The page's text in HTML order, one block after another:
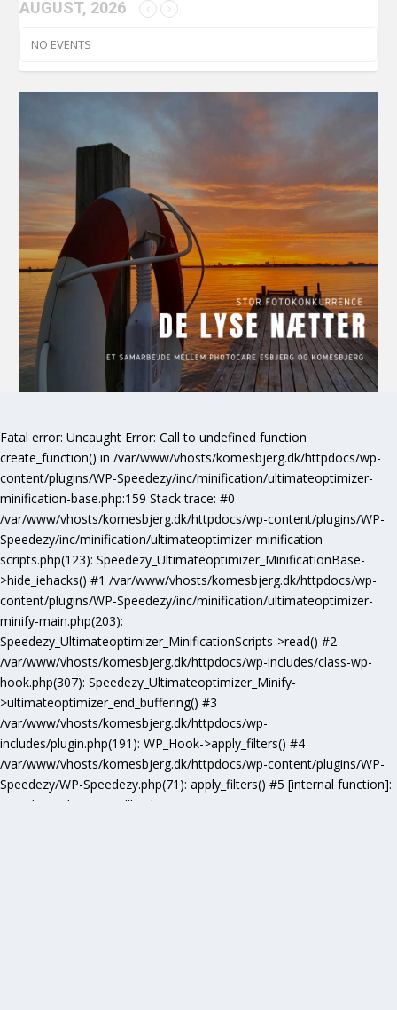
AUGUST, 2026
NO EVENTS
Fatal error: Uncaught Error: Call to undefined function
create_function() in /var/www/vhosts/komesbjerg.dk/httpdocs/wp-
content/plugins/WP-Speedezy/inc/minification/ultimateoptimizer-
minification-base.php:159 Stack trace: #0
/var/www/vhosts/komesbjerg.dk/httpdocs/wp-content/plugins/WP-
Speedezy/inc/minification/ultimateoptimizer-minification-
scripts.php(123): Speedezy_Ultimateoptimizer_MinificationBase-
>hide_iehacks() #1 /var/www/vhosts/komesbjerg.dk/httpdocs/wp-
content/plugins/WP-Speedezy/inc/minification/ultimateoptimizer-
minify-main.php(203):
Speedezy_Ultimateoptimizer_MinificationScripts->read() #2
/var/www/vhosts/komesbjerg.dk/httpdocs/wp-includes/class-wp-
hook.php(307): Speedezy_Ultimateoptimizer_Minify-
>ultimateoptimizer_end_buffering() #3
/var/www/vhosts/komesbjerg.dk/httpdocs/wp-
includes/plugin.php(191): WP_Hook->apply_filters() #4
/var/www/vhosts/komesbjerg.dk/httpdocs/wp-content/plugins/WP-
Speedezy/WP-Speedezy.php(71): apply_filters() #5 [internal function]:
speedezy_ob_start_callback() #6